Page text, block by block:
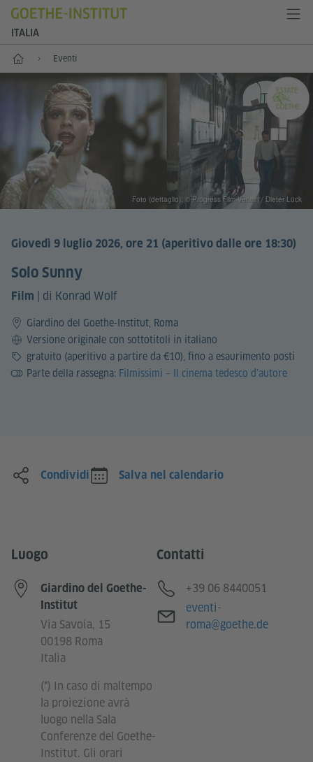
ITALIA
Home Eventi
Giovedì 9 luglio 2026, ore 21 (aperitivo dalle ore 18:30)
Solo Sunny
Film | di Konrad Wolf
Giardino del Goethe-Institut, Roma
LinguaVersione originale con sottotitoli in italiano
Prezzogratuito (aperitivo a partire da €10), fino a esaurimento posti
Parte della rassegna: Filmissimi – Il cinema tedesco d’autore
Foto (dettaglio): © Progress Film-Verleih / Dieter Lück
Condividi Salva nel calendario
Luogo
Giardino del Goethe-
Institut
Via Savoia, 15
00198 Roma
Italia
(*) In caso di maltempo
la proiezione avrà
luogo nella Sala
Conferenze del Goethe-
Institut. Gli orari
Contatti
Telefono
+39 06 8440051
Email
eventi-
roma@goethe.de